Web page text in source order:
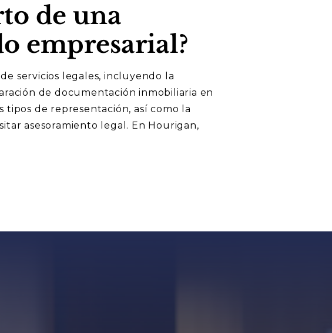
de una
empresarial?
servicios legales, incluyendo la
de documentación inmobiliaria en
tipos de representación, así como la
asesoramiento legal. En Hourigan,